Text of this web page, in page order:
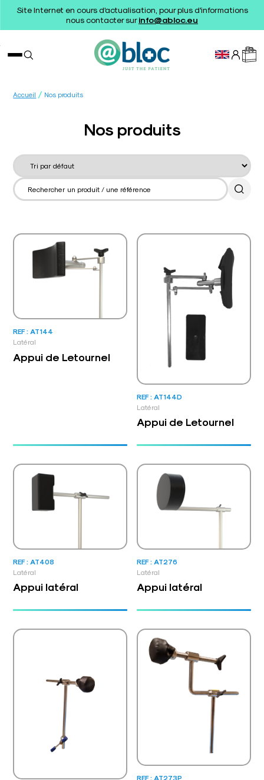
Site Internet en cours d'actualisation, pour plus d'informations
nous contacter surinfo@abloc.eu
Accueil / Nos produits
Nos produits
Latéral
REF : AT144
Appui de Letournel
Latéral
REF : AT144D
Appui de Letournel
Latéral
REF : AT408
Appui latéral
Latéral
REF : AT276
Appui latéral
REF : AT273P